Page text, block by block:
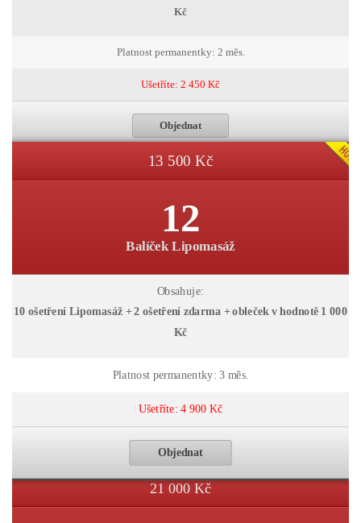
Kč
Platnost permanentky: 2 měs.
Ušetříte: 2 450 Kč
Objednat
13 500 Kč
12
Balíček Lipomasáž
Obsahuje:
10 ošetření Lipomasáž + 2 ošetření zdarma + obleček v hodnotě 1 000
Kč
Platnost permanentky: 3 měs.
Ušetříte: 4 900 Kč
Objednat
21 000 Kč